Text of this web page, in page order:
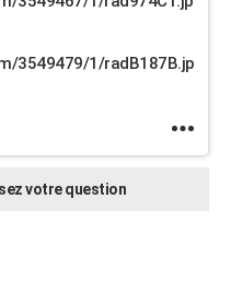
3549479/1/radB187B.jp
votre question